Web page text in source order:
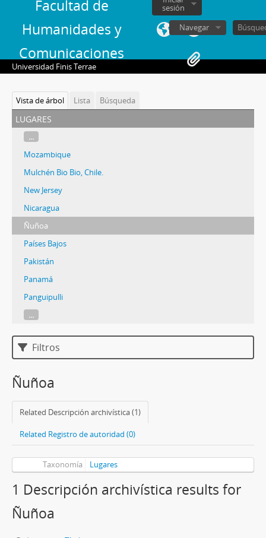
Facultad de
Humanidades y
Comunicaciones
sesión
Navegar
Universidad Finis Terrae
Vista de árbol Lista Búsqueda
lugares
...
Mozambique
Mulchén Bio Bio, Chile.
New Jersey
Nicaragua
Ñuñoa
Países Bajos
Pakistán
Panamá
Panguipulli
...
Filtros
Ñuñoa
Related Descripción archivística (1)
Related Registro de autoridad (0)
Taxonomía Lugares
1 Descripción archivística results for
Ñuñoa